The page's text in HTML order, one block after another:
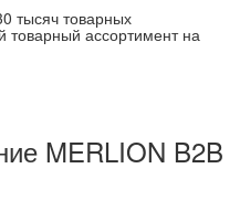
тысяч товарных
ассортимент на
MERLION B2B